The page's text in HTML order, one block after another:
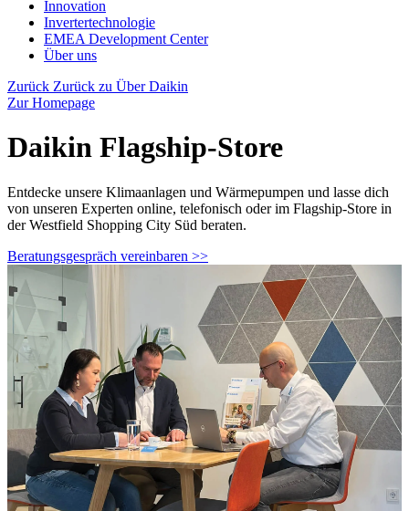
Innovation
Invertertechnologie
EMEA Development Center
Über uns
Zurück Zurück zu Über Daikin
Zur Homepage
Daikin Flagship-Store
Entdecke unsere Klimaanlagen und Wärmepumpen und lasse dich
von unseren Experten online, telefonisch oder im Flagship-Store in
der Westfield Shopping City Süd beraten.
Beratungsgespräch vereinbaren >>